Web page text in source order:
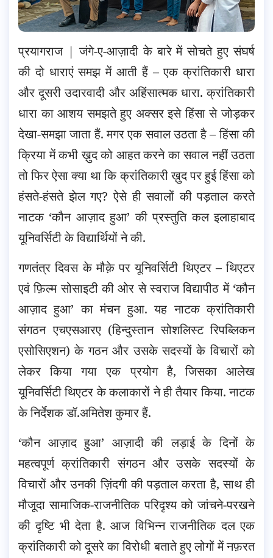
प्रयागराज | जंगे-ए-आज़ादी के बारे में सोचते हुए संघर्ष
की दो धाराएं समझ में आती हैं – एक क्रांतिकारी धारा
और दूसरी उदारवादी और अहिंसात्मक धारा. क्रांतिकारी
धारा का आशय समझते हुए अक्सर इसे हिंसा से जोड़कर
देखा-समझा जाता हैं.मगर एक सवाल उठता है – हिंसा की
क्रिया में कभी ख़ुद को आहत करने का सवाल नहीं उठता
तो फिर ऐसा क्या था कि क्रांतिकारी ख़ुद पर हुई हिंसा को
हंसते-हंसते झेल गए? ऐसे ही सवालों की पड़ताल करते
नाटक ‘कौन आज़ाद हुआ’ की प्रस्तुति कल इलाहाबाद
यूनिवर्सिटी के विद्यार्थियों ने की.
गणतंत्र दिवस के मौक़े पर यूनिवर्सिटी थिएटर – थिएटर
एवं फ़िल्म सोसाइटी की ओर से स्वराज विद्यापीठ में ‘कौन
आज़ाद हुआ’ का मंचन हुआ. यह नाटक क्रांतिकारी
संगठन एचएसआरए (हिन्दुस्तान सोशलिस्ट रिपब्लिकन
एसोसिएशन) के गठन और उसके सदस्यों के विचारों को
लेकर किया गया एक प्रयोग है, जिसका आलेख
यूनिवर्सिटी थिएटर के कलाकारों ने ही तैयार किया. नाटक
के निर्देशक डॉ.अमितेश कुमार हैं.
‘कौन आज़ाद हुआ’ आज़ादी की लड़ाई के दिनों के
महत्वपूर्ण क्रांतिकारी संगठन और उसके सदस्यों के
विचारों और उनकी ज़िंदगी की पड़ताल करता है, साथ ही
मौजूदा सामाजिक-राजनीतिक परिदृश्य को जांचने-परखने
की दृष्टि भी देता है. आज विभिन्न राजनीतिक दल एक
क्रांतिकारी को दूसरे का विरोधी बताते हुए लोगों में नफ़रत